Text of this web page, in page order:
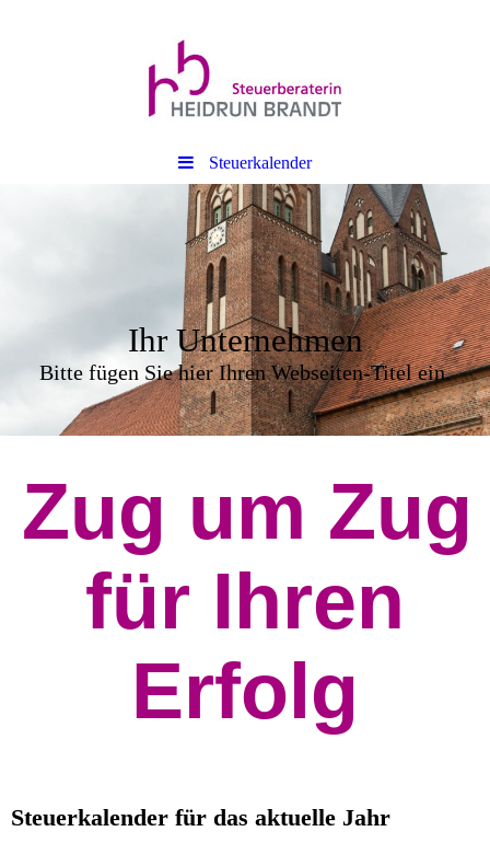
Steuerkalender
Ihr Unternehmen
Bitte fügen Sie hier Ihren Webseiten-Titel ein.
Zug um Zug
für Ihren
Erfolg
Steuerkalender für das aktuelle Jahr